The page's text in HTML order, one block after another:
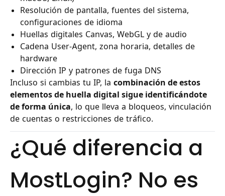
Resolución de pantalla, fuentes del sistema,
configuraciones de idioma
Huellas digitales Canvas, WebGL y de audio
Cadena User-Agent, zona horaria, detalles de
hardware
Dirección IP y patrones de fuga DNS
Incluso si cambias tu IP, la combinación de estos
elementos de huella digital sigue identificándote
de forma única, lo que lleva a bloqueos, vinculación
de cuentas o restricciones de tráfico.
¿Qué diferencia a
MostLogin? No es